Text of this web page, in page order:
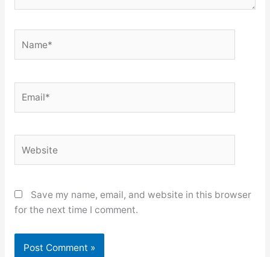
Save my name, email, and website in this browser
for the next time I comment.